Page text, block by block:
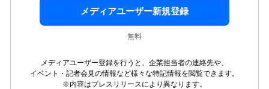
メディアユーザー新規登録
無料
メディアユーザー登録を行うと、企業担当者の連絡先や、
イベント・記者会見の情報など様々な特記情報を閲覧できます。
※内容はプレスリリースにより異なります。